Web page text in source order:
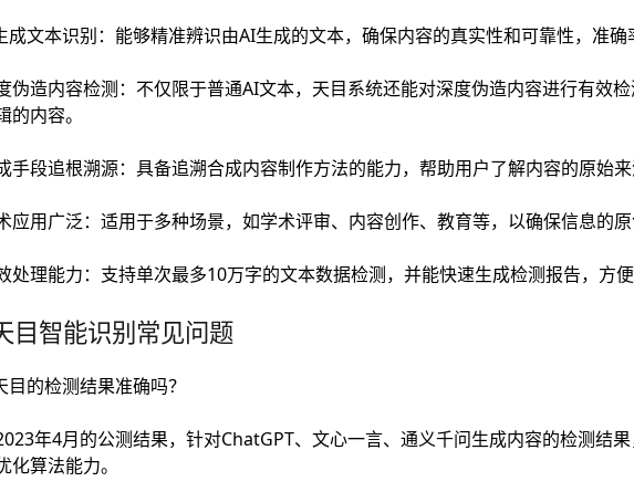
成文本识别：能够精准辨识由AI生成的文本，确保内容的真实性和可靠性，准确
伪造内容检测：不仅限于普通AI文本，天目系统还能对深度伪造内容进行有效
的内容。
手段追根溯源：具备追溯合成内容制作方法的能力，帮助用户了解内容的原始来
应用广泛：适用于多种场景，如学术评审、内容创作、教育等，以确保信息的原
处理能力：支持单次最多10万字的文本数据检测，并能快速生成检测报告，方便
目智能识别常见问题
目的检测结果准确吗？
年4月的公测结果，针对ChatGPT、文心一言、通义千问生成内容的检测结
化算法能力。